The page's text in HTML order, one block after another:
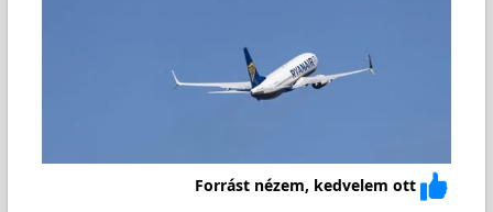
Forrást nézem, kedvelem ott